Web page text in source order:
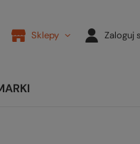
Sklepy Zaloguj